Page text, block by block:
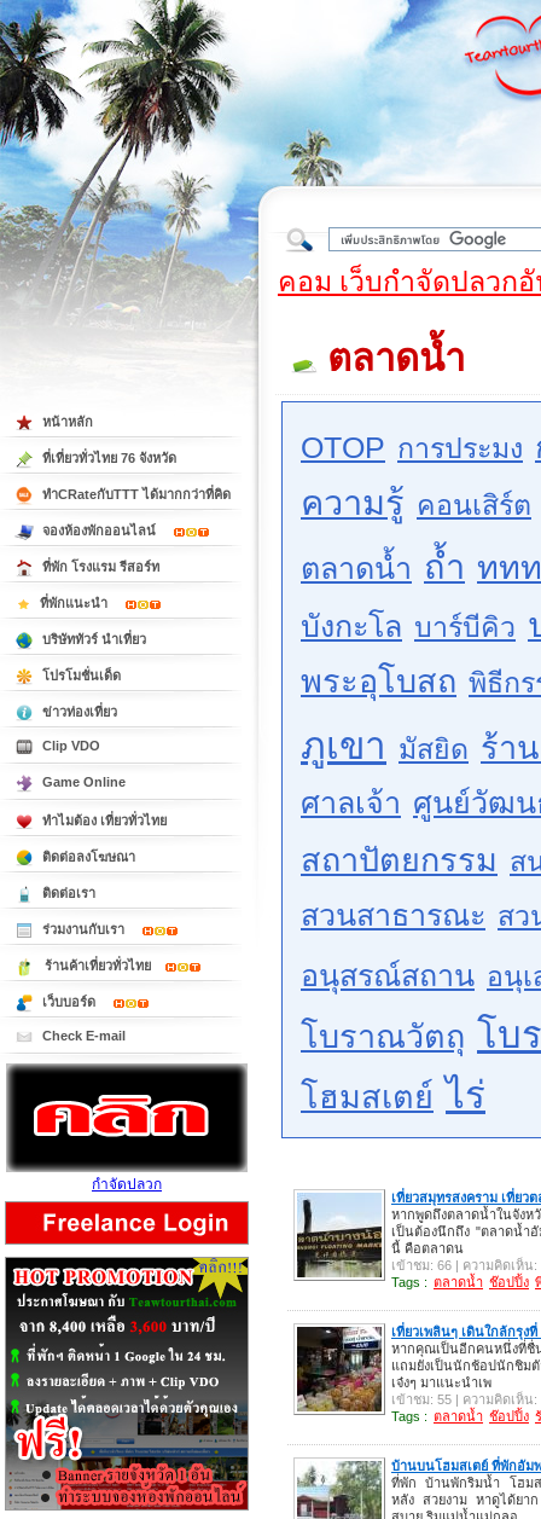
ต้
คอม เว็บกำจัดปลวก
ตลาดน้ำ
OTOP การประมง
ความรู้ คอนเสิร์ต
ตลาดน้ำ ถ้ำ ทท
บังกะโล บาร์บีคิว
พระอุโบสถ พิธีกร
ภูเขา มัสยิด ร้า
ศาลเจ้า ศูนย์วัฒน
สถาปัตยกรรม ส
สวนสาธารณะ สว
อนุสรณ์สถาน อนุ
โบราณวัตถุ โบ
โฮมสเตย์ ไร่
เที่ยวสมุทรสงคราม เที่ยว
หากพูดถึงตลาดน้ำในจัง
เป็นต้องนึกถึง "ตลาดน้ำ
นี้ คือตลาดน
เข้าชม: 66 | ความคิดเห็น:
Tags : ตลาดน้ำ ช๊อปปิ้ง
เที่ยวเพลินๆ เดินใกล้กรุง
หากคุณเป็นอีกคนหนึ่งที่ชื่น
แถมยังเป็นนักช้อปนักชิ
เจ๋งๆ มาแนะนำเพ
เข้าชม: 55 | ความคิดเห็น:
Tags : ตลาดน้ำ ช๊อปปิ้ง
บ้านบนโฮมสเตย์ ที่พักอัม
ที่พัก บ้านพักริมน้ำ โฮมส
หลัง สวยงาม หาดูได้ยา
หน้าหลัก
ที่เที่ยวทั่วไทย 76 จังหวัด
ทำCRateกับTTT ได้มากกว่าที่คิด
จองห้องพักออนไลน์
ที่พัก โรงแรม รีสอร์ท
ที่พักแนะนำ
บริษัททัวร์ นำเที่ยว
โปรโมชั่นเด็ด
ข่าวท่องเที่ยว
Clip VDO
Game Online
ทำไมต้อง เที่ยวทั่วไทย
ติดต่อลงโฆษณา
ติดต่อเรา
ร่วมงานกับเรา
ร้านค้าเที่ยวทั่วไทย
เว็บบอร์ด
Check E-mail
กำจัดปลวก